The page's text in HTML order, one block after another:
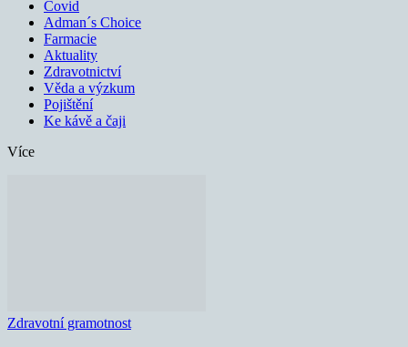
Covid
Adman´s Choice
Farmacie
Aktuality
Zdravotnictví
Věda a výzkum
Pojištění
Ke kávě a čaji
Více
Zdravotní gramotnost